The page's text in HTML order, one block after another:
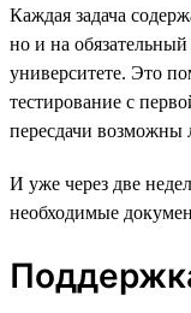
Каждая задача
но и на
университете. Это
тестирование с
пересдачи возможны
И уже через две
необходимые